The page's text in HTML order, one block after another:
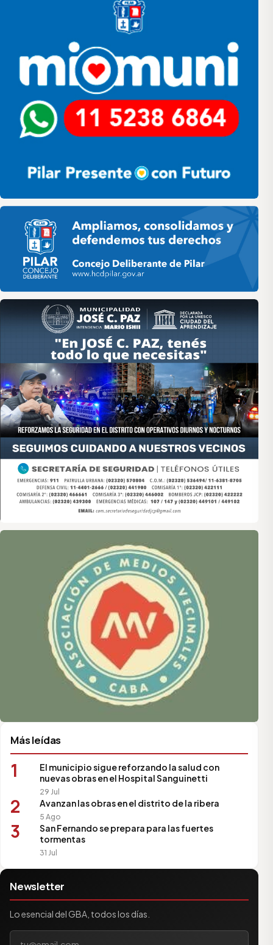
Pilar HCD
Asociación de Medios Vecinales
Más leídas
1
El municipio sigue reforzando la salud con
nuevas obras en el Hospital Sanguinetti
29 Jul
2 Avanzan las obras en el distrito de la ribera
5 Ago
3
San Fernando se prepara para las fuertes
tormentas
31 Jul
Newsletter
Lo esencial del GBA, todos los días.